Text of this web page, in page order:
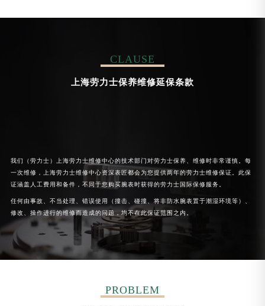
CLAUSE
上海劳力士保养维修延保条款
我们（劳力士）上海劳力士维修中心的技术部门对劳力士保养、维修时非常谨慎。每
一次维修，上海劳力士维修中心资深表匠都会为您提供两年的劳力士维修保证。此保
证涵盖人工费用和备件，不同于您购买腕表时获得的劳力士国际保修服务。
任何由事故、不当处理、错误使用（撞击、碰撞、将非防水腕表置于潮湿环境等）、
修改、操作进行的维修而造成的问题，均不在此保证范围之内。
PROBLEM